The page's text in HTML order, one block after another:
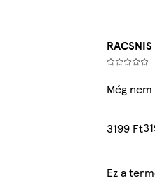
Még
3199 Ft
Ez a